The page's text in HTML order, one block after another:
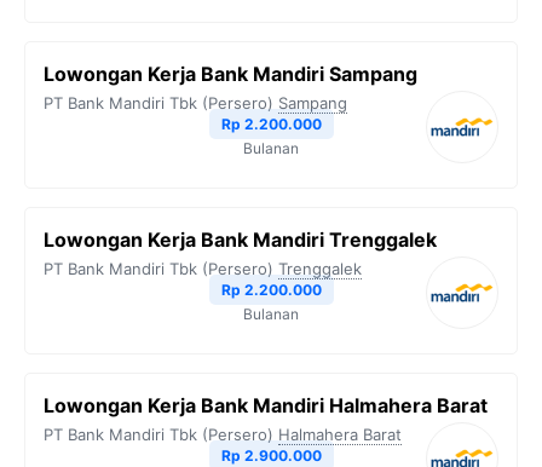
Lowongan Kerja Bank Mandiri Sampang
PT Bank Mandiri Tbk (Persero) Sampang
Rp 2.200.000
Bulanan
Lowongan Kerja Bank Mandiri Trenggalek
PT Bank Mandiri Tbk (Persero) Trenggalek
Rp 2.200.000
Bulanan
Lowongan Kerja Bank Mandiri Halmahera Barat
PT Bank Mandiri Tbk (Persero) Halmahera Barat
Rp 2.900.000